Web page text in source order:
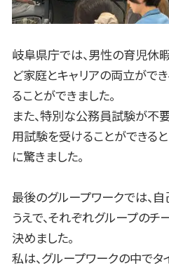
岐阜県庁では、男性の育児休
ど家庭とキャリアの両立がで
ることができました。
また、特別な公務員試験が不
用試験を受けることができる
に驚きました。
最後のグループワークでは、
うえで、それぞれグループのチ
決めました。
私は、グループワークの中で